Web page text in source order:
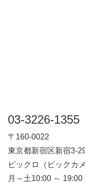
03-3226-1355
〒160-0022
東京都新宿区新宿3-
ビックロ（ビックカ
月～土10:00 ～ 19:00